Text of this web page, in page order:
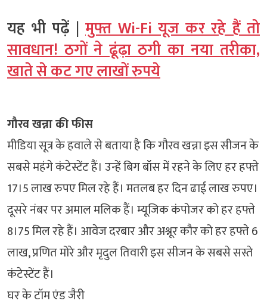
यह भी पढ़ें | मुफ्त Wi-Fi यूज कर रहे हैं तो
सावधान! ठगों ने ढूंढ़ा ठगी का नया तरीका,
खाते से कट गए लाखों रुपये
गौरव खन्ना की फीस
मीडिया सूत्र के हवाले से बताया है कि गौरव खन्ना इस सीजन के
सबसे महंगे कंटेस्टेंट हैं। उन्हें बिग बॉस में रहने के लिए हर हफ्ते
17।5 लाख रुपए मिल रहे हैं। मतलब हर दिन ढाई लाख रुपए।
दूसरे नंबर पर अमाल मलिक हैं। म्यूजिक कंपोजर को हर हफ्ते
8।75 मिल रहे हैं। आवेज दरबार और अश्नूर कौर को हर हफ्ते 6
लाख, प्रणित मोरे और मृदुल तिवारी इस सीजन के सबसे सस्ते
कंटेस्टेंट हैं।
घर के टॉम एंड जैरी